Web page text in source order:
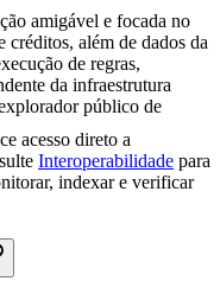
amigável e focada no
além de dados da
de regras,
da infraestrutura
público de
acesso direto a
Interoperabilidade para
indexar e verificar